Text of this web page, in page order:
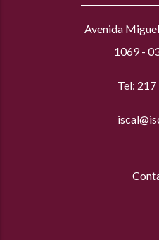
Avenida
1069 -
Tel: